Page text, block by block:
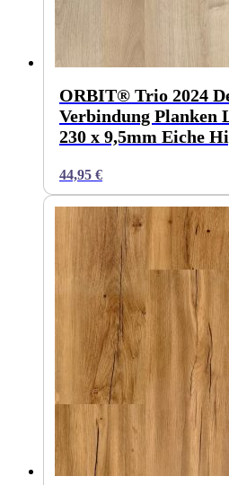
ORBIT® Trio 2024
Verbindung Planken
230 x 9,5mm Eiche
44,95 €